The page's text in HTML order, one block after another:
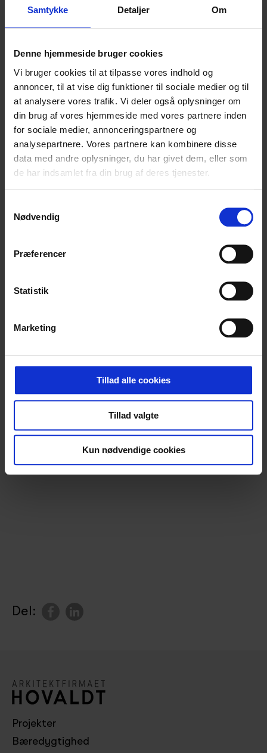
Samtykke Detaljer Om
Denne hjemmeside bruger cookies
Vi bruger cookies til at tilpasse vores indhold og
annoncer, til at vise dig funktioner til sociale medier og til
at analysere vores trafik. Vi deler også oplysninger om
din brug af vores hjemmeside med vores partnere inden
for sociale medier, annonceringspartnere og
analysepartnere. Vores partnere kan kombinere disse
data med andre oplysninger, du har givet dem, eller som
de har indsamlet fra din brug af deres tjenester.
Nødvendig
Præferencer
Statistik
Marketing
Tillad alle cookies
Tillad valgte
Kun nødvendige cookies
i en positiv retning
Del:
Projekter
Bæredygtighed